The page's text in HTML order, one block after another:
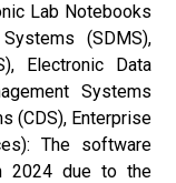
Lab Notebooks
(SDMS),
Electronic Data
Systems
(CDS), Enterprise
The software
2024 due to the